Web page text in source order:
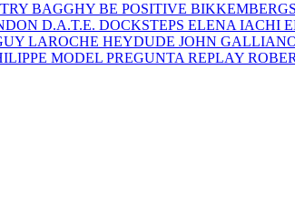
BAGGHY BE POSITIVE BIKKEMBERGS
D.A.T.E. DOCKSTEPS ELENA IACHI
LAROCHE HEYDUDE JOHN
MODEL PREGUNTA REPLAY